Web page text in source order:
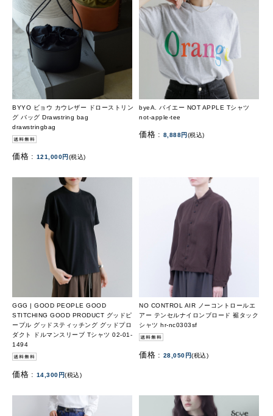
BYYO ビョウ カウレザー ドローストリン
グ バッグ Drawstring bag
drawstringbag
価格 : 121,000円(税込)
byeA. バイエー NOT APPLE Tシャツ
not-apple-tee
価格 : 8,888円(税込)
GGG | GOOD PEOPLE GOOD
STITCHING GOOD PRODUCT グッドピ
ープル グッドスティッチング グッドプロ
ダクト ドルマンスリーブ Tシャツ 02-01-
1494
価格 : 14,300円(税込)
NO CONTROL AIR ノーコントロールエ
アー テンセルナイロンブロード 裾タック
シャツ hr-nc0303sf
価格 : 28,050円(税込)